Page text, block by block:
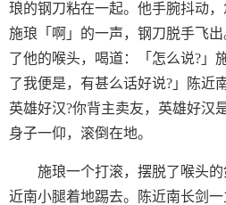
琅的钢刀粘在一起。他手腕抖动
施琅「啊」的一声，钢刀脱手飞
了他的喉头，喝道：「怎么说?」
了我便是，有甚么话好说?」陈近
英雄好汉?你背主卖友，英雄好汉
身子一仰，滚倒在地。
施琅一个打滚，摆脱了喉头
近南小腿着地踢去。陈近南长剑